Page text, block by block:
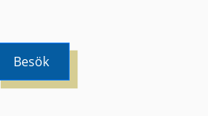
Besök